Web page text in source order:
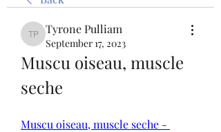
Tyrone Pulliam
Tyrone Pulliam
September 17, 2023
Muscu oiseau, muscle
seche
Muscu oiseau, muscle seche -